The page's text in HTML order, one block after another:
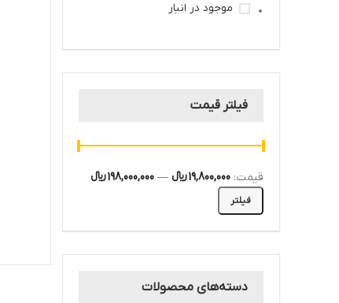
موجود در انبار
فیلتر قیمت
فیلتر
قیمت: 19,800,000 ﷼ — 198,000,000 ﷼
دسته‌های محصولات